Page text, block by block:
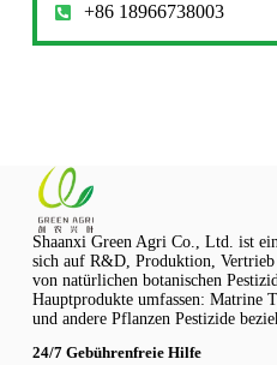
+86 18966738003
Shaanxi Green Agri Co., Ltd. ist
sich auf R&D, Produktion, Vertrieb
von natürlichen botanischen
Hauptprodukte umfassen: Matrine
und andere Pflanzen Pestizide
24/7 Gebührenfreie Hilfe